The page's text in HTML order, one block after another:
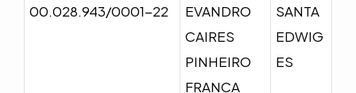
00.028.943/0001-22
EVANDRO
CAIRES
PINHEIRO
FRANCA
SANTA
EDWIG
ES